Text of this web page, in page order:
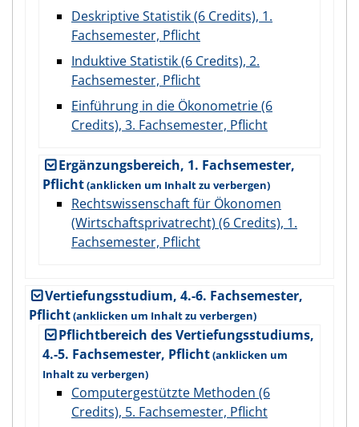
Deskriptive Statistik (6 Credits), 1.
Fachsemester, Pflicht
Induktive Statistik (6 Credits), 2.
Fachsemester, Pflicht
Einführung in die Ökonometrie (6
Credits), 3. Fachsemester, Pflicht
Ergänzungsbereich, 1. Fachsemester,
Pflicht
Rechtswissenschaft für Ökonomen
(Wirtschaftsprivatrecht) (6 Credits), 1.
Fachsemester, Pflicht
Vertiefungsstudium, 4.-6. Fachsemester,
Pflicht
Pflichtbereich des Vertiefungsstudiums,
4.-5. Fachsemester, Pflicht
Computergestützte Methoden (6
Credits), 5. Fachsemester, Pflicht